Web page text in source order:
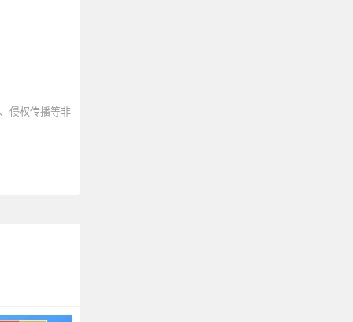
侵权传播等非